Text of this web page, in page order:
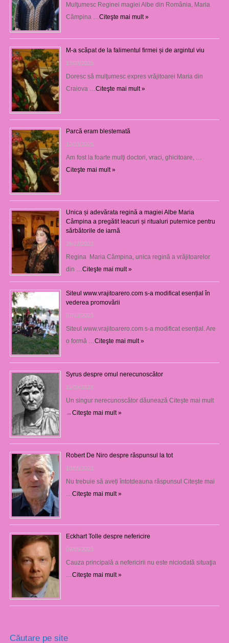
Mulţumesc Reginei magiei Albe din România, Maria
Câmpina … Citeşte mai mult »
M-a scăpat de la falimentul firmei și de argintul viu
13/03/2025
Doresc să mulţumesc expres vrăjitoarei Maria din
Craiova … Citeşte mai mult »
Parcă eram blestemată
12/03/2025
Am fost la foarte mulţi doctori, vraci, ghicitoare, …
Citeşte mai mult »
Unica și adevărata regină a magiei Albe Maria
Câmpina a pregătit leacuri și ritualuri puternice pentru
sărbătorile de iarnă
26/12/2023
Regina Maria Câmpina, unica regină a vrăjitoarelor
din … Citeşte mai mult »
Siteul www.vrajitoarero.com s-a modificat esențial în
vederea promovării
07/12/2023
Siteul www.vrajitoarero.com s-a modificat esențial. Are
o formă … Citeşte mai mult »
Syrus despre omul nerecunoscător
11/09/2023
Un singur nerecunoscător dăunează Citește mai mult
→Citeşte mai mult »
Robert De Niro despre răspunsul la tot
10/09/2023
Nu trebuie să aveți întotdeauna răspunsul Citește mai
Citeşte mai mult »
Eckhart Tolle despre nefericire
09/09/2023
Cauza principală a nefericirii nu este niciodată situaţia
Citeşte mai mult »
Căutare pe site